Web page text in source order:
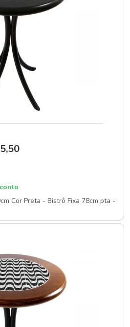
,50
Cor Preta - Bistrô Fixa 78cm pta -